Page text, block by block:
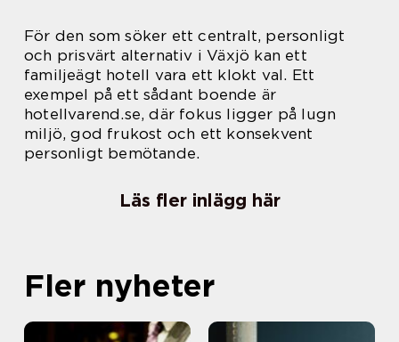
För den som söker ett centralt, personligt
och prisvärt alternativ i Växjö kan ett
familjeägt hotell vara ett klokt val. Ett
exempel på ett sådant boende är
hotellvarend.se, där fokus ligger på lugn
miljö, god frukost och ett konsekvent
personligt bemötande.
Läs fler inlägg här
Fler nyheter